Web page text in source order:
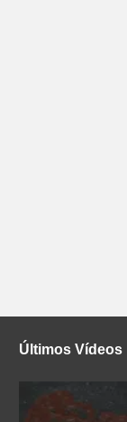
Últimos Vídeos